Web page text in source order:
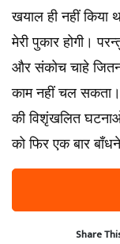
खयाल ही नहीं
मेरी पुकार होगी।
और संकोच चाहे जितना
काम नहीं चल
की विशृंखलित
को फिर एक बार
Share